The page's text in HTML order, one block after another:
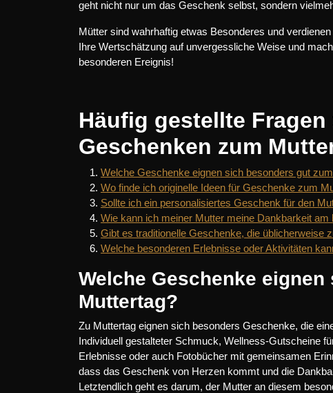
geht nicht nur um das Geschenk selbst, sondern
Mütter sind wahrhaftig etwas Besonderes und
Ihre Wertschätzung auf unvergessliche Weise und
besonderen Ereignis!
Häufig gestellte
Geschenken zum
Welche Geschenke eignen sich besonders gut
Wo finde ich originelle Ideen für Geschenke zum
Sollte ich ein personalisiertes Geschenk für den
Wie kann ich meiner Mutter meine Dankbarkeit am
Gibt es traditionelle Geschenke, die üblicherweise
Welche besonderen Erlebnisse oder Aktivitäten
Welche Geschenke
Muttertag?
Zu Muttertag eignen sich besonders Geschenke, die
Individuell gestalteter Schmuck, Wellness-Gutscheine
Erlebnisse oder auch Fotobücher mit gemeinsamen
dass das Geschenk von Herzen kommt und die
Letztendlich geht es darum, der Mutter an diesem